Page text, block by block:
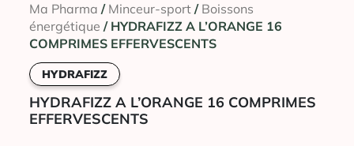
Ma Pharma / Minceur-sport / Boissons
énergétique / HYDRAFIZZ A L’ORANGE 16
COMPRIMES EFFERVESCENTS
HYDRAFIZZ
HYDRAFIZZ A L’ORANGE 16 COMPRIMES
EFFERVESCENTS